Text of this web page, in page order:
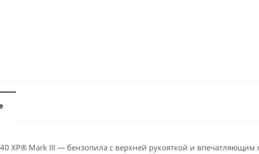
XP® Mark III — бензопила с верхней рукояткой и